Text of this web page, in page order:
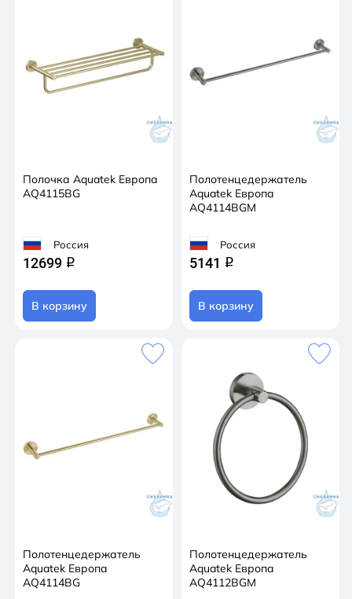
Полочка Aquatek Европа
AQ4115BG
Россия
12699 q
В корзину
Полотенцедержатель
Aquatek Европа
AQ4114BGM
Россия
5141 q
В корзину
Полотенцедержатель
Aquatek Европа
AQ4114BG
Полотенцедержатель
Aquatek Европа
AQ4112BGM